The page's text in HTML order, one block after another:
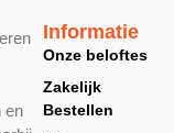
en
Informatie
Onze beloftes
Zakelijk
Bestellen